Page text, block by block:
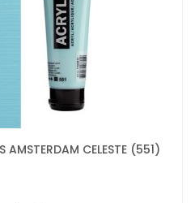
AMSTERDAM CELESTE (551)